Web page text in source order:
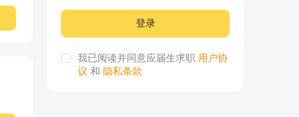
登录
我已阅读并同意应届生求职 用户协
议 和 隐私条款